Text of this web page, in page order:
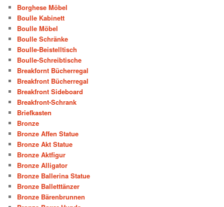
Borghese Möbel
Boulle Kabinett
Boulle Möbel
Boulle Schränke
Boulle-Beistelltisch
Boulle-Schreibtische
Breakfornt Bücherregal
Breakfront Bücherregal
Breakfront Sideboard
Breakfront-Schrank
Briefkasten
Bronze
Bronze Affen Statue
Bronze Akt Statue
Bronze Aktfigur
Bronze Alligator
Bronze Ballerina Statue
Bronze Balletttänzer
Bronze Bärenbrunnen